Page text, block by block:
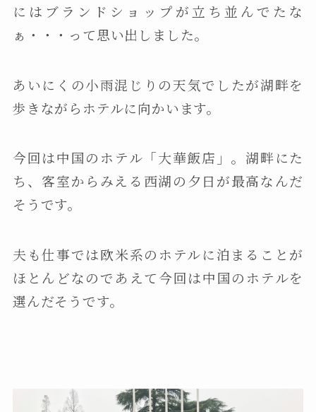
にはブランドショップが立ち並んでたな
ぁ・・・って思い出しました。
あいにくの小雨混じりの天気でしたが湖畔を
歩きながらホテルに向かいます。
今回は中国のホテル「大華飯店」。湖畔にた
ち、客室からみえる西湖の夕日が最高なんだ
そうです。
夫も仕事では欧米系のホテルに泊まることが
ほとんどなのであえて今回は中国のホテルを
選んだそうです。